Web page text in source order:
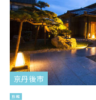
京丹後市
旅館